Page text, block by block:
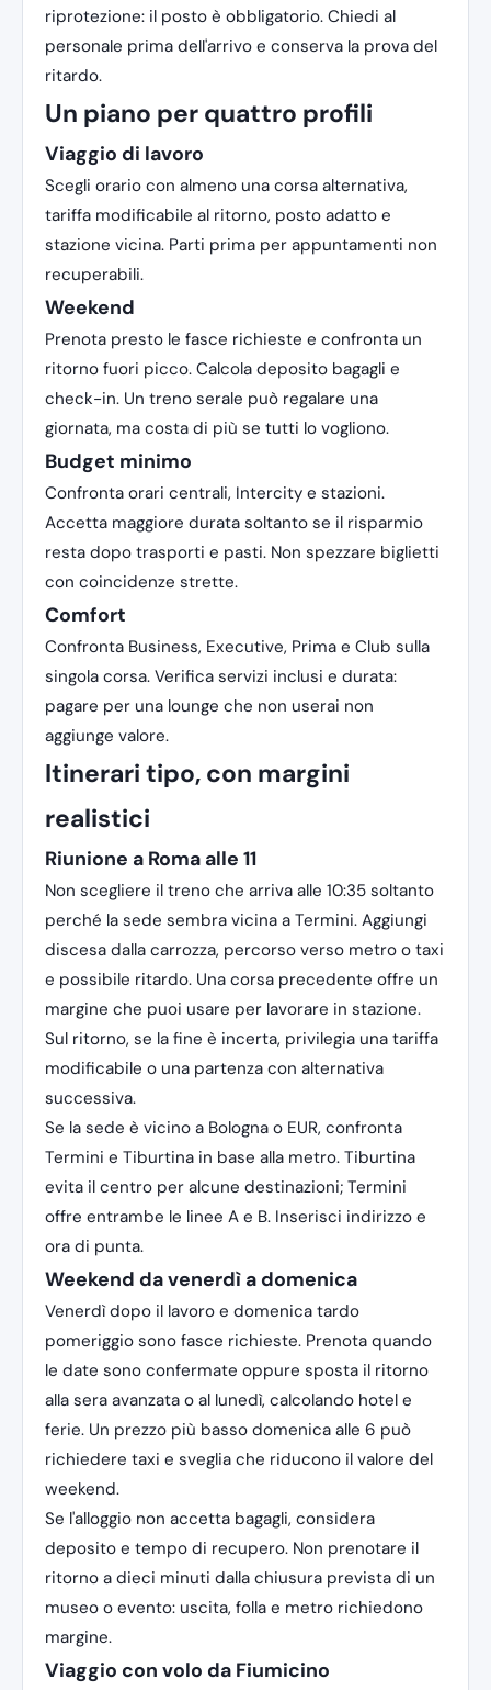
riprotezione: il posto è obbligatorio. Chiedi al
personale prima dell'arrivo e conserva la prova del
ritardo.
Un piano per quattro profili
Viaggio di lavoro
Scegli orario con almeno una corsa alternativa,
tariffa modificabile al ritorno, posto adatto e
stazione vicina. Parti prima per appuntamenti non
recuperabili.
Weekend
Prenota presto le fasce richieste e confronta un
ritorno fuori picco. Calcola deposito bagagli e
check-in. Un treno serale può regalare una
giornata, ma costa di più se tutti lo vogliono.
Budget minimo
Confronta orari centrali, Intercity e stazioni.
Accetta maggiore durata soltanto se il risparmio
resta dopo trasporti e pasti. Non spezzare biglietti
con coincidenze strette.
Comfort
Confronta Business, Executive, Prima e Club sulla
singola corsa. Verifica servizi inclusi e durata:
pagare per una lounge che non userai non
aggiunge valore.
Itinerari tipo, con margini
realistici
Riunione a Roma alle 11
Non scegliere il treno che arriva alle 10:35 soltanto
perché la sede sembra vicina a Termini. Aggiungi
discesa dalla carrozza, percorso verso metro o taxi
e possibile ritardo. Una corsa precedente offre un
margine che puoi usare per lavorare in stazione.
Sul ritorno, se la fine è incerta, privilegia una tariffa
modificabile o una partenza con alternativa
successiva.
Se la sede è vicino a Bologna o EUR, confronta
Termini e Tiburtina in base alla metro. Tiburtina
evita il centro per alcune destinazioni; Termini
offre entrambe le linee A e B. Inserisci indirizzo e
ora di punta.
Weekend da venerdì a domenica
Venerdì dopo il lavoro e domenica tardo
pomeriggio sono fasce richieste. Prenota quando
le date sono confermate oppure sposta il ritorno
alla sera avanzata o al lunedì, calcolando hotel e
ferie. Un prezzo più basso domenica alle 6 può
richiedere taxi e sveglia che riducono il valore del
weekend.
Se l'alloggio non accetta bagagli, considera
deposito e tempo di recupero. Non prenotare il
ritorno a dieci minuti dalla chiusura prevista di un
museo o evento: uscita, folla e metro richiedono
margine.
Viaggio con volo da Fiumicino